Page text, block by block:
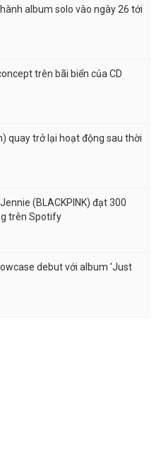
hành album solo vào ngày 26 tới
trên bãi biển của CD
quay trở lại hoạt động sau thời
(BLACKPINK) đạt 300
trên Spotify
debut với album 'Just